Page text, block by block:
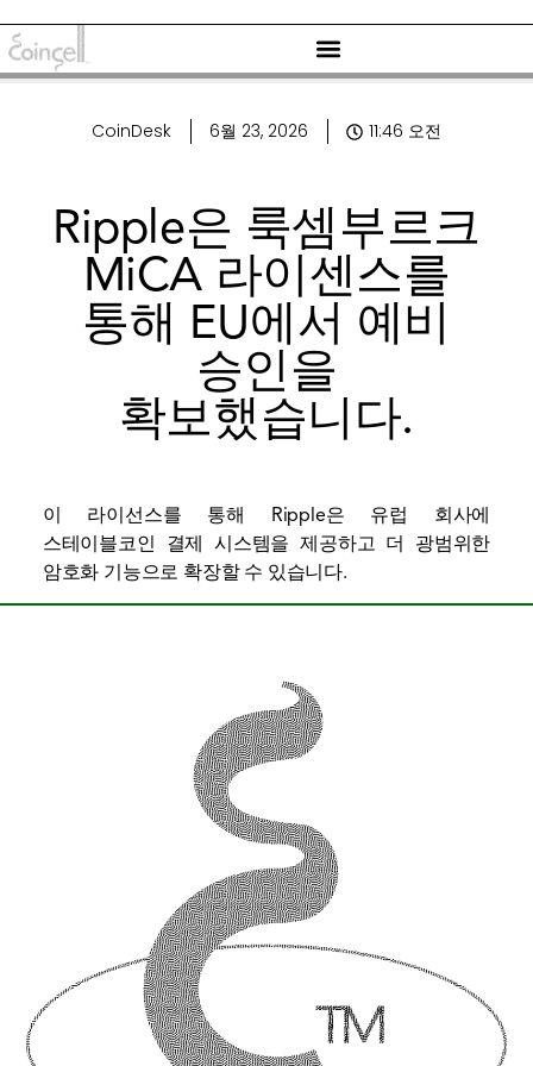
CoinDesk 6월 23, 2026 11:46 오전
Ripple은 룩셈부르크
MiCA 라이센스를
통해 EU에서 예비
승인을
확보했습니다.
이 라이선스를 통해 Ripple은 유럽 회사에
스테이블코인 결제 시스템을 제공하고 더 광범위한
암호화 기능으로 확장할 수 있습니다.